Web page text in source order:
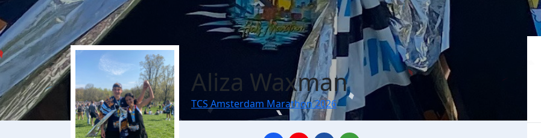
Aliza Waxman
TCS Amsterdam Marathon 2026